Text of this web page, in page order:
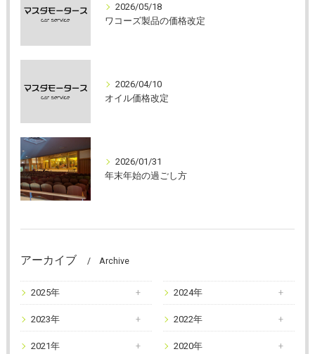
2026/05/18
ワコーズ製品の価格改定
2026/04/10
オイル価格改定
2026/01/31
年末年始の過ごし方
アーカイブ Archive
2025年 2024年
2023年 2022年
2021年 2020年